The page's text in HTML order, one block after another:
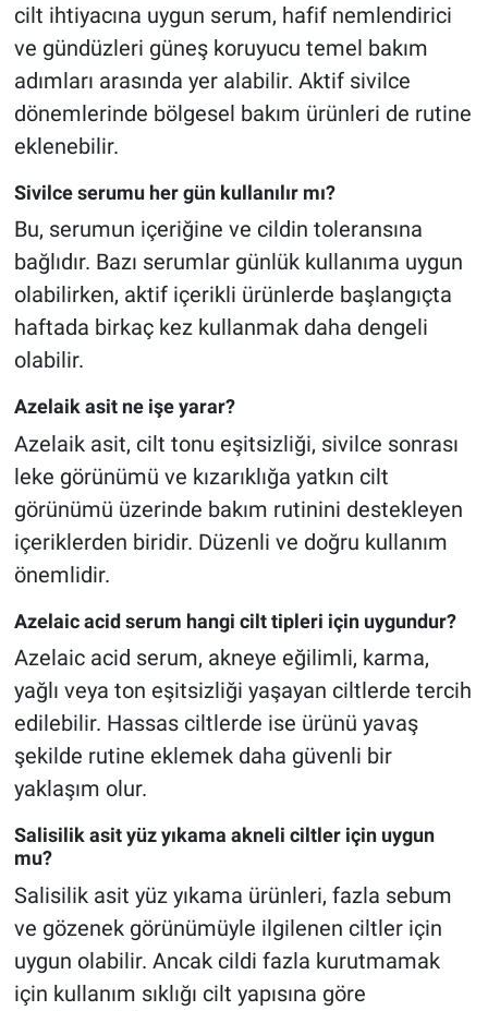
cilt ihtiyacına uygun serum, hafif nemlendirici
ve gündüzleri güneş koruyucu temel bakım
adımları arasında yer alabilir. Aktif sivilce
dönemlerinde bölgesel bakım ürünleri de rutine
eklenebilir.
Sivilce serumu her gün kullanılır mı?
Bu, serumun içeriğine ve cildin toleransına
bağlıdır. Bazı serumlar günlük kullanıma uygun
olabilirken, aktif içerikli ürünlerde başlangıçta
haftada birkaç kez kullanmak daha dengeli
olabilir.
Azelaik asit ne işe yarar?
Azelaik asit, cilt tonu eşitsizliği, sivilce sonrası
leke görünümü ve kızarıklığa yatkın cilt
görünümü üzerinde bakım rutinini destekleyen
içeriklerden biridir. Düzenli ve doğru kullanım
önemlidir.
Azelaic acid serum hangi cilt tipleri için uygundur?
Azelaic acid serum, akneye eğilimli, karma,
yağlı veya ton eşitsizliği yaşayan ciltlerde tercih
edilebilir. Hassas ciltlerde ise ürünü yavaş
şekilde rutine eklemek daha güvenli bir
yaklaşım olur.
Salisilik asit yüz yıkama akneli ciltler için uygun
mu?
Salisilik asit yüz yıkama ürünleri, fazla sebum
ve gözenek görünümüyle ilgilenen ciltler için
uygun olabilir. Ancak cildi fazla kurutmamak
için kullanım sıklığı cilt yapısına göre